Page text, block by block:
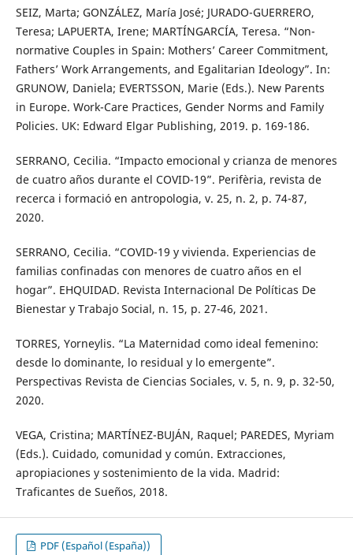
SEIZ, Marta; GONZÁLEZ, María José; JURADO-GUERRERO,
Teresa; LAPUERTA, Irene; MARTÍNGARCÍA, Teresa. “Non-
normative Couples in Spain: Mothers’ Career Commitment,
Fathers’ Work Arrangements, and Egalitarian Ideology”. In:
GRUNOW, Daniela; EVERTSSON, Marie (Eds.). New Parents
in Europe. Work-Care Practices, Gender Norms and Family
Policies. UK: Edward Elgar Publishing, 2019. p. 169-186.
SERRANO, Cecilia. “Impacto emocional y crianza de menores
de cuatro años durante el COVID-19”. Perifèria, revista de
recerca i formació en antropologia, v. 25, n. 2, p. 74-87,
2020.
SERRANO, Cecilia. “COVID-19 y vivienda. Experiencias de
familias confinadas con menores de cuatro años en el
hogar”. EHQUIDAD. Revista Internacional De Políticas De
Bienestar y Trabajo Social, n. 15, p. 27-46, 2021.
TORRES, Yorneylis. “La Maternidad como ideal femenino:
desde lo dominante, lo residual y lo emergente”.
Perspectivas Revista de Ciencias Sociales, v. 5, n. 9, p. 32-50,
2020.
VEGA, Cristina; MARTÍNEZ-BUJÁN, Raquel; PAREDES, Myriam
(Eds.). Cuidado, comunidad y común. Extracciones,
apropiaciones y sostenimiento de la vida. Madrid:
Traficantes de Sueños, 2018.
PDF (Español (España))